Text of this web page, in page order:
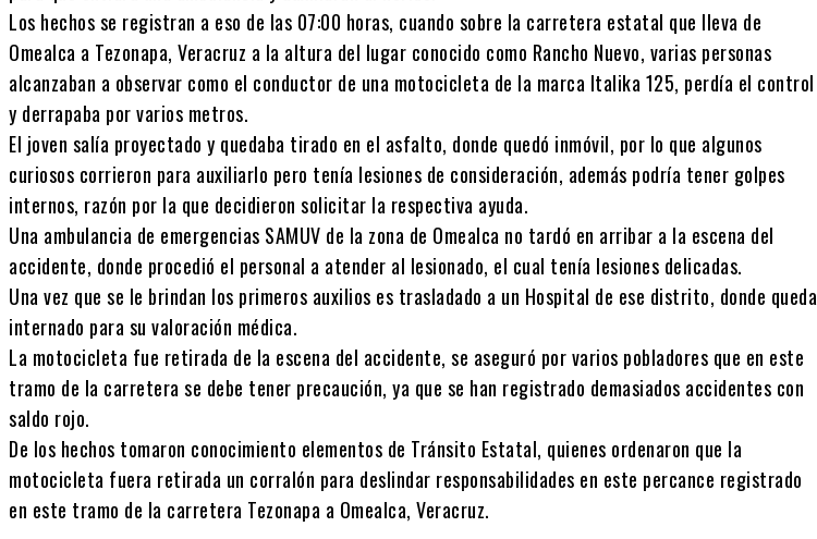
Los hechos se registran a eso de las 07:00 horas, cuando sobre la carretera estatal que lleva de
Omealca a Tezonapa, Veracruz a la altura del lugar conocido como Rancho Nuevo, varias personas
alcanzaban a observar como el conductor de una motocicleta de la marca Italika 125, perdía el control
y derrapaba por varios metros.
El joven salía proyectado y quedaba tirado en el asfalto, donde quedó inmóvil, por lo que algunos
curiosos corrieron para auxiliarlo pero tenía lesiones de consideración, además podría tener golpes
internos, razón por la que decidieron solicitar la respectiva ayuda.
Una ambulancia de emergencias SAMUV de la zona de Omealca no tardó en arribar a la escena del
accidente, donde procedió el personal a atender al lesionado, el cual tenía lesiones delicadas.
Una vez que se le brindan los primeros auxilios es trasladado a un Hospital de ese distrito, donde queda
internado para su valoración médica.
La motocicleta fue retirada de la escena del accidente, se aseguró por varios pobladores que en este
tramo de la carretera se debe tener precaución, ya que se han registrado demasiados accidentes con
saldo rojo.
De los hechos tomaron conocimiento elementos de Tránsito Estatal, quienes ordenaron que la
motocicleta fuera retirada un corralón para deslindar responsabilidades en este percance registrado
en este tramo de la carretera Tezonapa a Omealca, Veracruz.